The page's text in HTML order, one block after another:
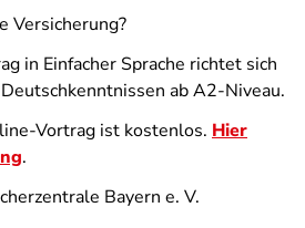
Versicherung?
in Einfacher Sprache richtet sich
ab A2-Niveau.
Vortrag ist kostenlos. Hier
.
Bayern e. V.